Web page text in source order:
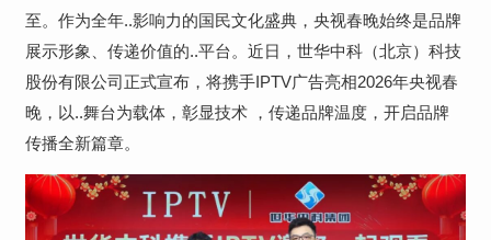
至。作为全年..影响力的国民文化盛典，央视春晚始终是品牌
展示形象、传递价值的..平台。近日，世华中科（北京）科技
股份有限公司正式宣布，将携手IPTV广告亮相2026年央视春
晚，以..舞台为载体，彰显技术 ，传递品牌温度，开启品牌
传播全新篇章。